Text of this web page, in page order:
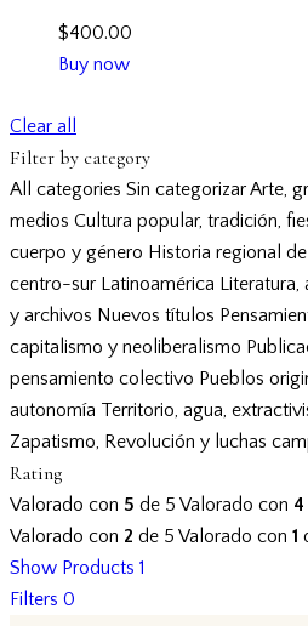
$400.00
Buy now
Clear all
Filter by category
All categories Sin categorizarArte,
medios Cultura popular, tradición,
cuerpo y género Historia regional
centro-sur Latinoamérica Literatura,
y archivos Nuevos títulos
capitalismo y neoliberalismo
pensamiento colectivo Pueblos
autonomía Territorio, agua,
Zapatismo, Revolución y luchas
Rating
Valorado con 5 de 5 Valorado con 4
Valorado con 2 de 5 Valorado con 1
Show Products 1
Filters 0